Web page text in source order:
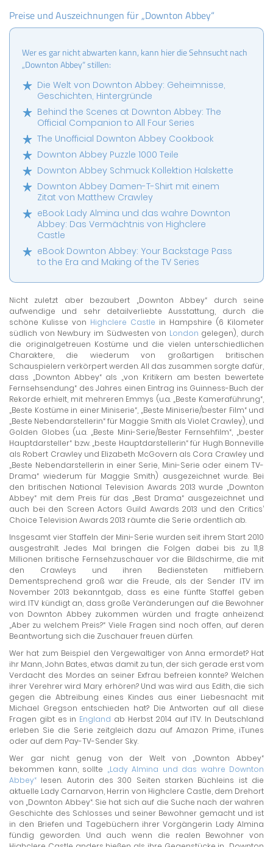
Preise und Auszeichnungen für „Downton Abbey“
Wer es gar nicht abwarten kann, kann hier die Sehnsucht nach
„Downton Abbey“ stillen:
Die Welt von Downton Abbey: Geheimnisse,
Geschichten, Hintergründe
Behind the Scenes at Downton Abbey: The
Official Companion to All Four Series
The Unofficial Downton Abbey Cookbook
Downton Abbey Puzzle 1000 Teile
Downton Abbey Schmuck Kollektion Halskette
Downton Abbey Damen-T-Shirt mit einem
Zitat von Matthew Crawley
eBook Lady Almina und das wahre Downton
Abbey: Das Vermächtnis von Highclere
Castle
eBook Downton Abbey: Your Backstage Pass
to the Era and Making of the TV Series
Nicht zuletzt aber bezaubert „Downton Abbey“ durch seine
aufwendige und sehr detailverliebte Ausstattung, durch die
schöne Kulisse von Highclere Castle in Hampshire (6 Kilometer
südlich von Newbury im Südwesten von London gelegen), durch
die originalgetreuen Kostüme und die vielen unterschiedlichen
Charaktere, die wiederum von großartigen britischen
Schauspielern verkörpert werden. All das zusammen sorgte dafür,
dass „Downton Abbey“ als „von Kritikern am besten bewertete
Fernsehsendung“ des Jahres einen Eintrag ins Guinness-Buch der
Rekorde erhielt, mit mehreren Emmys (u.a. „Beste Kameraführung“,
„Beste Kostüme in einer Miniserie“, „Beste Miniserie/bester Film“ und
„Beste Nebendarstellerin“ für Maggie Smith als Violet Crawley), und
Golden Globes (u.a. „Beste Mini-Serie/Bester Fernsehfilm“, „bester
Hauptdarsteller“ bzw. „beste Hauptdarstellerin“ für Hugh Bonneville
als Robert Crawley und Elizabeth McGovern als Cora Crawley und
„Beste Nebendarstellerin in einer Serie, Mini-Serie oder einem TV-
Drama“ wiederum für Maggie Smith) ausgezeichnet wurde. Bei
den britischen National Television Awards 2013 wurde „Downton
Abbey“ mit dem Preis für das „Best Drama“ ausgezeichnet und
auch bei den Screen Actors Guild Awards 2013 und den Critics’
Choice Television Awards 2013 räumte die Serie ordentlich ab.
Insgesamt vier Staffeln der Mini-Serie wurden seit ihrem Start 2010
ausgestrahlt. Jedes Mal bringen die Folgen dabei bis zu 11,8
Millionen britische Fernsehzuschauer vor die Bildschirme, die mit
den Crawleys und ihren Bediensteten mitfiebern.
Dementsprechend groß war die Freude, als der Sender ITV im
November 2013 bekanntgab, dass es eine fünfte Staffel geben
wird. ITV kündigt an, dass große Veränderungen auf die Bewohner
von Downton Abbey zukommen würden und fragte anheizend:
„Aber zu welchem Preis?“ Viele Fragen sind noch offen, auf deren
Beantwortung sich die Zuschauer freuen dürfen.
Wer hat zum Beispiel den Vergewaltiger von Anna ermordet? Hat
ihr Mann, John Bates, etwas damit zu tun, der sich gerade erst vom
Verdacht des Mordes an seiner Exfrau befreien konnte? Welchen
ihrer Verehrer wird Mary erhören? Und was wird aus Edith, die sich
gegen die Abtreibung eines Kindes aus einer Liebesnacht mit
Michael Gregson entschieden hat? Die Antworten auf all diese
Fragen gibt es in England ab Herbst 2014 auf ITV. In Deutschland
erleben Sie die Serie zeitgleich dazu auf Amazon Prime, iTunes
oder auf dem Pay-TV-Sender Sky.
Wer gar nicht genug von der Welt von „Downton Abbey“
bekommen kann, sollte „Lady Almina und das wahre Downton
Abbey“ lesen. Autorin des 300 Seiten starken Büchleins ist die
aktuelle Lady Carnarvon, Herrin von Highclere Castle, dem Drehort
von „Downton Abbey“. Sie hat sich auf die Suche nach der wahren
Geschichte des Schlosses und seiner Bewohner gemacht und ist
in den Briefen und Tagebüchern ihrer Vorgängerin Lady Almina
fündig geworden. Und auch wenn die realen Bewohner von